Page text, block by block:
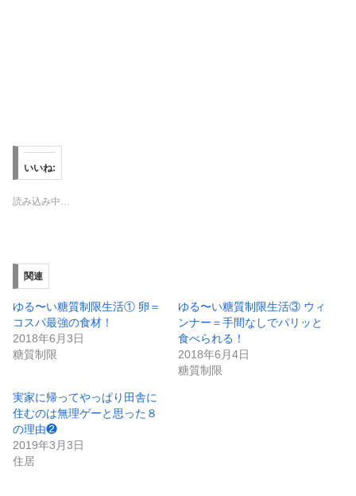
いいね:
読み込み中…
関連
ゆる〜い糖質制限生活① 卵＝
コスパ最強の食材！
2018年6月3日
糖質制限
ゆる〜い糖質制限生活③ ウィ
ンナー＝手間なしでパリッと
食べられる！
2018年6月4日
糖質制限
実家に帰ってやっぱり田舎に
住むのは無理ゲーと思った８
の理由❷
2019年3月3日
住居